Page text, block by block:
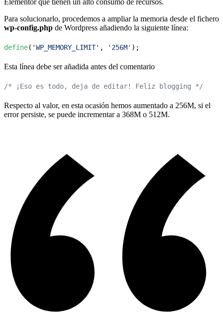
Para solucionarlo, procedemos a ampliar la memoria desde el fichero
wp-config.php de Wordpress añadiendo la siguiente línea:
define( 'WP_MEMORY_LIMIT' , '256M'
Esta línea debe ser añadida antes del comentario
/* ¡Eso es todo, deja de editar! Feliz blogging */
Respecto al valor, en esta ocasión hemos aumentado a 256M, si el
error persiste, se puede incrementar a 368M o 512M.